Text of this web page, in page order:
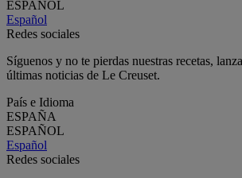
ESPAÑOL
Español
Redes sociales
Síguenos y no te pierdas nuestras recetas,
últimas noticias de Le Creuset.
País e Idioma
ESPAÑA
ESPAÑOL
Español
Redes sociales